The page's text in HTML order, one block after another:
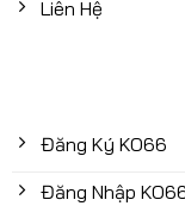
Liên Hệ
Đăng Ký KO66
Đăng Nhập